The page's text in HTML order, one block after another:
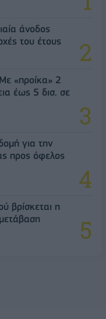
άνοδος
του έτους
«προίκα» 2
έως 5 δισ. σε
για την
προς όφελος
βρίσκεται η